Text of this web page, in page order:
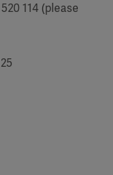
114 (please